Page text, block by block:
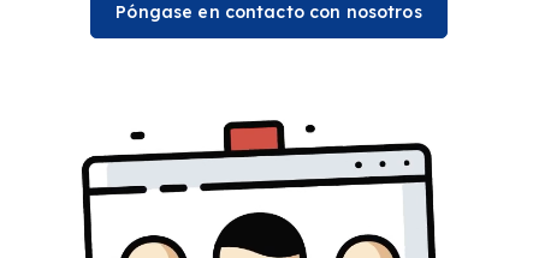
Póngase en contacto con nosotros